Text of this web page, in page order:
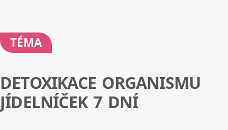
TÉMA
DETOXIKACE ORGANISMU
JÍDELNÍČEK 7 DNÍ